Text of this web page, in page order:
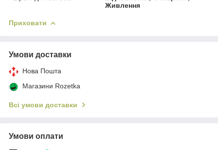
Живлення
Приховати
Умови доставки
Нова Пошта
Магазини Rozetka
Всі умови доставки
Умови оплати